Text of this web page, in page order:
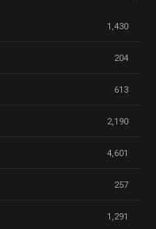
1,430
204
613
2,190
4,601
257
1,291